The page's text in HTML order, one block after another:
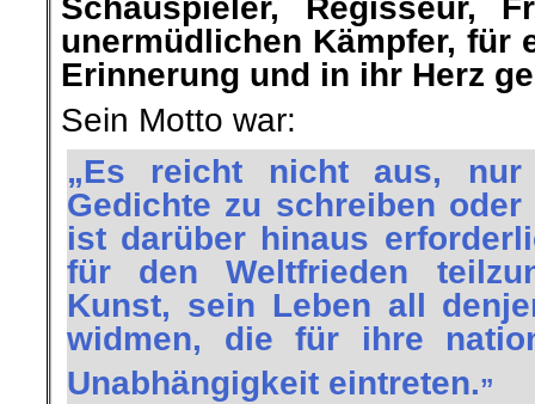
Schauspieler, Regisseur,
unermüdlichen Kämpfer, für
Erinnerung und in ihr Herz
Sein Motto war:
„Es reicht nicht aus,
Gedichte zu schreiben
ist darüber hinaus
für den Weltfrieden
Kunst, sein Leben all
widmen, die für ihre
Unabhängigkeit eintreten.„